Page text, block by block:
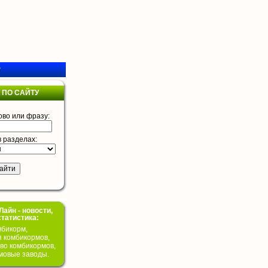
САЙТУ
или фразу:
разделах:
- новости,
комбикормов,
комбикормов,
заводы.